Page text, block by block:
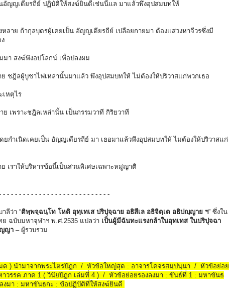
อัญญเดียรถีย์ ปฏิบัติให้สงฆ์ยินดีเช่นนี้แล มาแล้วพึงอุปสมบทให้
หลาย ถ้ากุลบุตรผู้เคยเป็น อัญญเดียรถีย์ เปลือยกายมา ต้องแสวงหาจีวรซึ่งมี
มา สงฆ์พึงอปโลกน์ เพื่อปลงผม
ชฎิลผู้บูชาไฟเหล่านั้นมาแล้ว พึงอุปสมบทให้ ไม่ต้องให้ปริวาสแก่พวกเธอ
เหตุไร
เพราะชฎิลเหล่านั้น เป็นกรรมวาที กิริยวาที
ยกำเนิดเคยเป็น อัญญเดียรถีย์ มา เธอมาแล้วพึงอุปสมบทให้ ไม่ต้องให้ปริวาสแก่
เราให้บริหารข้อนี้เป็นส่วนพิเศษเฉพาะหมู่ญาติ
- - - - - - - - - - - - - - - - - - - - - - - - - - -
ลีว่า “ติพฺพจฺฉนฺโท โหติ อุทฺเทเส ปริปุจฺฉาย อธิสีเล อธิจิตฺเต อธิปญฺญาย ฯ” ซึ่งใน
ฉบับมหาจุฬาฯ พ.ศ.2535 แปลว่า เป็นผู้มีฉันทะแรงกล้าในอุทเทส ในปริปุจฉา
ญา – ผู้รวบรวม
ด ) นำมาจากพระไตรปิฎก / หัวข้อใหญ่สุด : อาจารโคจรสมฺปนฺนา / หัวข้อย่อย
าวรรค ภาค 1 ( วินัยปิฎก เล่มที่ 4 ) / หัวข้อย่อยรองลงมา : ขันธ์ที่ 1 : มหาขันธ
งมา : มหาขันธกะ : ข้อปฏิบัติที่ให้สงฆ์ยินดี